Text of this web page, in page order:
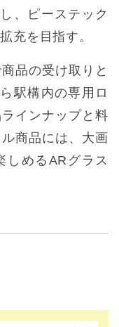
、ピーステック
充を目指す。
品の受け取りと
駅構内の専用ロ
インナップと料
商品には、大画
しめるARグラス